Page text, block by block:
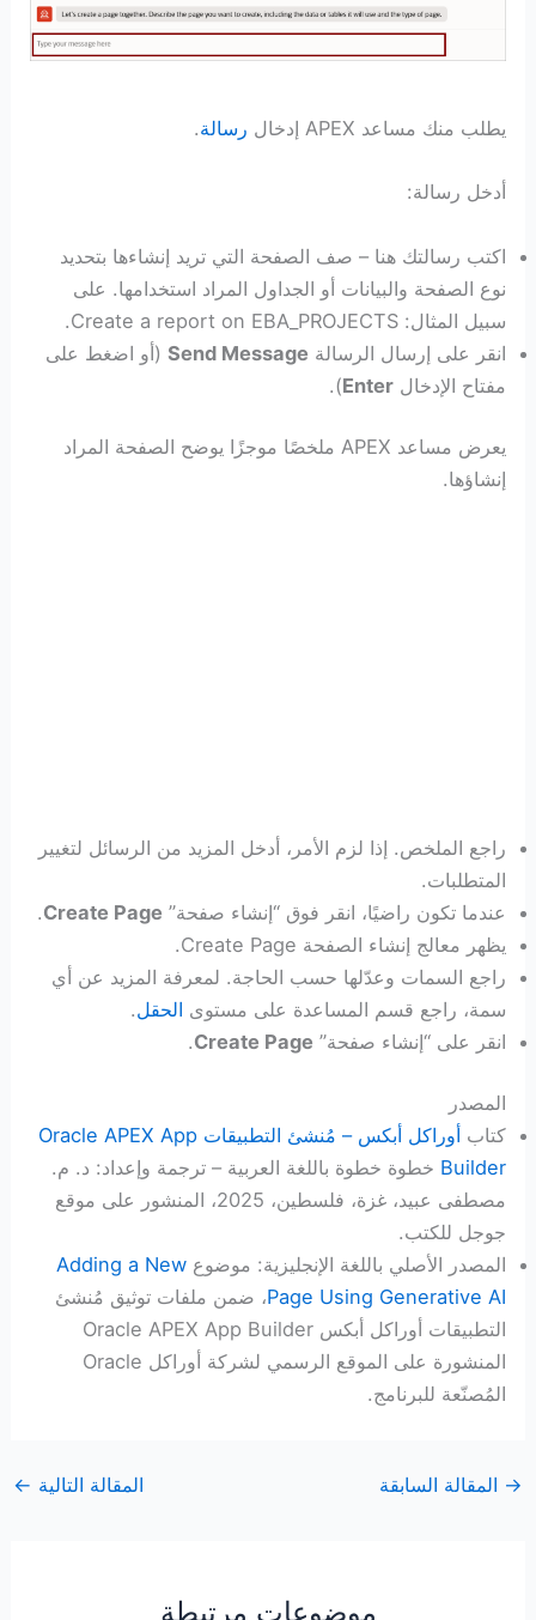
يطلب منك مساعد APEX إدخال رسالة.
أدخل رسالة:
اكتب رسالتك هنا – صف الصفحة التي تريد إنشاءها بتحديد
نوع الصفحة والبيانات أو الجداول المراد استخدامها. على
سبيل المثال: Create a report on EBA_PROJECTS.
انقر على إرسال الرسالة Send Message (أو اضغط على
مفتاح الإدخالEnter
).
يعرض مساعد APEX ملخصًا موجزًا ​​يوضح الصفحة المراد
إنشاؤها.
راجع الملخص. إذا لزم الأمر، أدخل المزيد من الرسائل لتغيير
المتطلبات.
عندما تكون راضيًا، انقر فوق “إنشاء صفحة” Create Page
.
يظهر معالج إنشاء الصفحة Create Page.
راجع السمات وعدّلها حسب الحاجة. لمعرفة المزيد عن أي
سمة، راجع قسم المساعدة على مستوى الحقل.
انقر على “إنشاء صفحة” Create Page
.
المصدر
كتاب
أوراكل أبكس – مُنشئ التطبيقات Oracle APEX App
Builder خطوة خطوة باللغة العربية – ترجمة وإعداد: د. م.
مصطفى عبيد، غزة، فلسطين، 2025، المنشور على موقع
جوجل للكتب.
المصدر الأصلي باللغة الإنجليزية: موضوعAdding a New
Page Using Generative AI، ضمن ملفات توثيق مُنشئ
التطبيقات أوراكل أبكس Oracle APEX App Builder
المنشورة على الموقع الرسمي لشركة أوراكل Oracle
المُصنّعة للبرنامج.
→ المقالة السابقة المقالة التالية ←
موضوعات مرتبطة